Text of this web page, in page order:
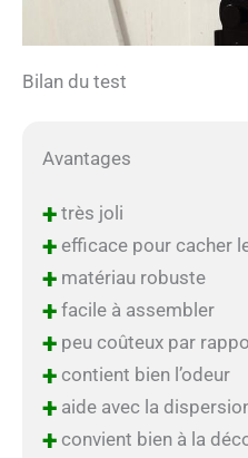
Bilan du test
Avantages
+très joli
+efficace pour cacher
+matériau robuste
+facile à assembler
+peu coûteux par
+contient bien l’odeur
+aide avec la
+convient bien à la